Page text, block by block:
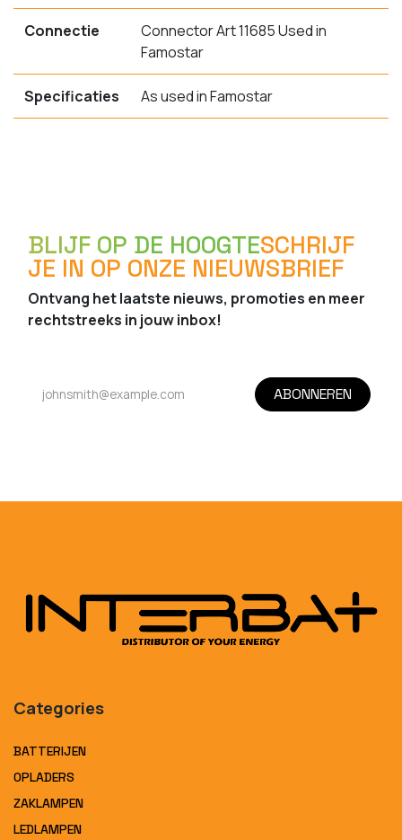
Connectie
Connector Art 11685 Used in
Famostar
Specificaties As used in Famostar
BLIJF OP DE HOOGTESCHRIJF
JE IN OP ONZE NIEUWSBRIEF
Ontvang het laatste nieuws, promoties en meer
rechtstreeks in jouw inbox!
ABONNEREN
Categories
BATTERIJEN
OPLADERS
ZAKLAMPEN
LEDLAMPEN